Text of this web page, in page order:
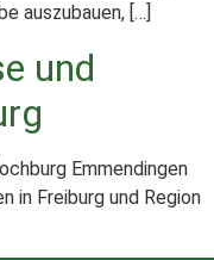
auszubauen, […]
und
Emmendingen
in Freiburg und Region